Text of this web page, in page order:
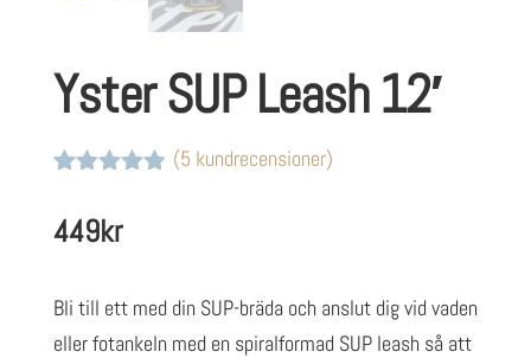
Yster SUP Leash 12′
baserat på
(5 kundrecensioner)
449kr
Bli till ett med din SUP-bräda och anslut dig vid vaden
eller fotankeln med en spiralformad SUP leash så att